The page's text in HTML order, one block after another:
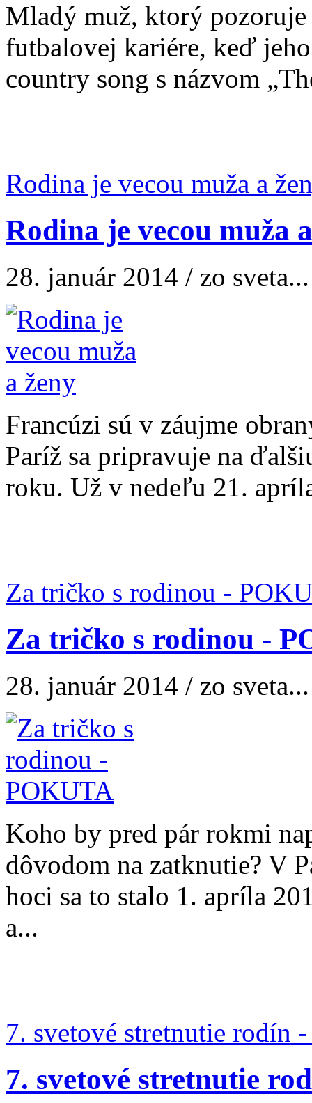
Mladý muž, ktorý
futbalovej kariére, keď
country song s názvom
Rodina je vecou muža a
Rodina je vecou muža
28. január 2014 / zo sveta...
Francúzi sú v záujme
Paríž sa pripravuje na
roku. Už v nedeľu 21.
Za tričko s rodinou -
Za tričko s rodinou -
28. január 2014 / zo sveta...
Koho by pred pár rokmi
dôvodom na zatknutie? V
hoci sa to stalo 1. apríla
a...
7. svetové stretnutie rodín
7. svetové stretnutie